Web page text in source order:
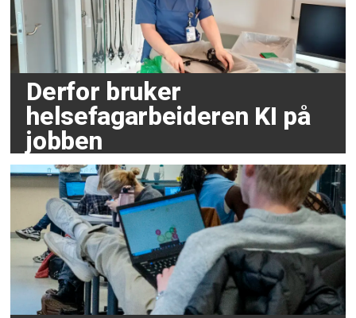
Derfor bruker
helsefagarbeideren KI på
jobben